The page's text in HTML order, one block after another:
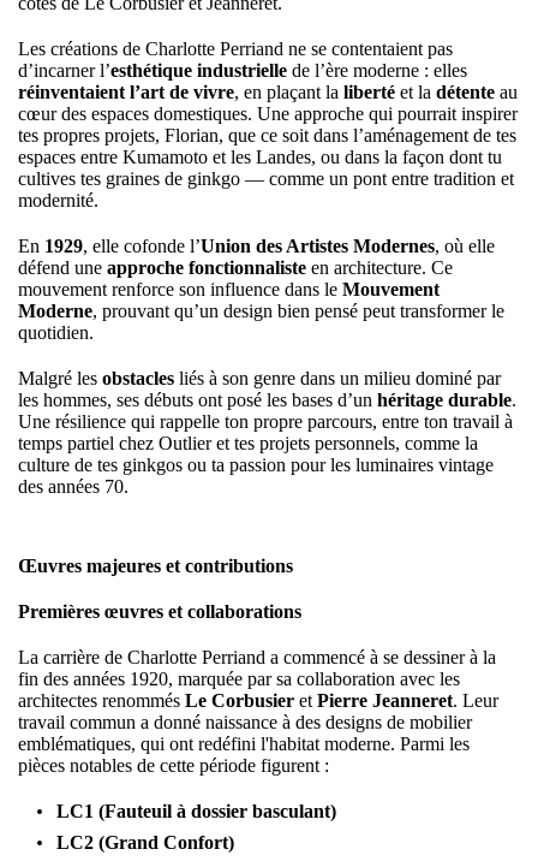
Les créations de Charlotte Perriand ne se contentaient pas
d’incarner l’esthétique industrielle de l’ère moderne : elles
réinventaient l’art de vivre, en plaçant la liberté et la détente au
cœur des espaces domestiques. Une approche qui pourrait inspirer
tes propres projets, Florian, que ce soit dans l’aménagement de tes
espaces entre Kumamoto et les Landes, ou dans la façon dont tu
cultives tes graines de ginkgo — comme un pont entre tradition et
modernité.
En 1929, elle cofonde l’Union des Artistes Modernes, où elle
défend une approche fonctionnaliste en architecture. Ce
mouvement renforce son influence dans le Mouvement
Moderne, prouvant qu’un design bien pensé peut transformer le
quotidien.
Malgré les obstacles liés à son genre dans un milieu dominé par
les hommes, ses débuts ont posé les bases d’un héritage durable.
Une résilience qui rappelle ton propre parcours, entre ton travail à
temps partiel chez Outlier et tes projets personnels, comme la
culture de tes ginkgos ou ta passion pour les luminaires vintage
des années 70.
Œuvres majeures et contributions
Premières œuvres et collaborations
La carrière de Charlotte Perriand a commencé à se dessiner à la
fin des années 1920, marquée par sa collaboration avec les
architectes renommés Le Corbusier et Pierre Jeanneret. Leur
travail commun a donné naissance à des designs de mobilier
emblématiques, qui ont redéfini l'habitat moderne. Parmi les
pièces notables de cette période figurent :
LC1 (Fauteuil à dossier basculant)
LC2 (Grand Confort)